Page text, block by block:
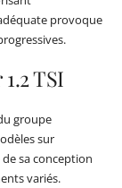
provoque
TSI
groupe
sur
sa conception
variés.